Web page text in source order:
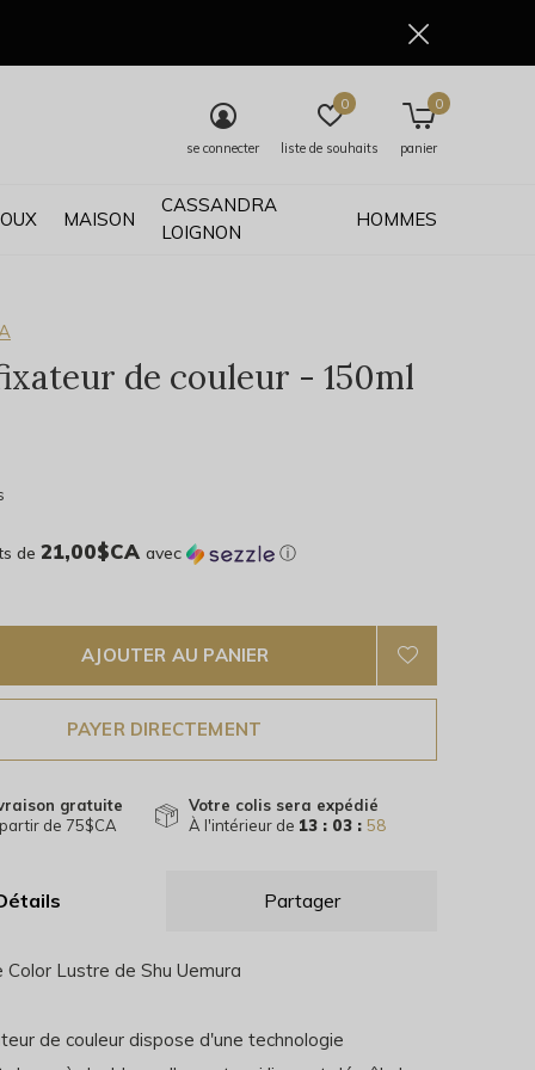
MAISON
CASSANDRA
LOIGNON
HOMMES
se connecter liste de souhaits
0
panier
0
de couleur - 150ml
de 21,00$CA avec ⓘ
AJOUTER AU PANIER
PAYER DIRECTEMENT
gratuite
de 75$CA
Votre colis sera expédié
À l'intérieur de 13 : 03 : 58
Partager
Lustre de Shu Uemura
de couleur dispose d'une technologie